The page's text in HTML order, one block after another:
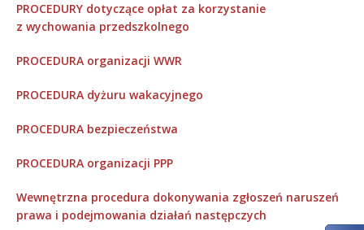
PROCEDURY dotyczące opłat za korzystanie
z wychowania przedszkolnego
PROCEDURA organizacji WWR
PROCEDURA dyżuru wakacyjnego
PROCEDURA bezpieczeństwa
PROCEDURA organizacji PPP
Wewnętrzna procedura dokonywania zgłoszeń naruszeń
prawa i podejmowania działań następczych